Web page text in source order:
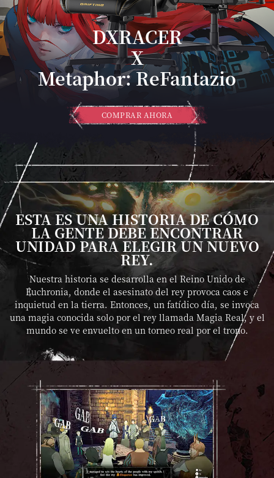
DXRACER
X
Metaphor: ReFantazio
COMPRAR AHORA
ESTA ES UNA HISTORIA DE CÓMO
LA GENTE DEBE ENCONTRAR
UNIDAD PARA ELEGIR UN NUEVO
REY.
Nuestra historia se desarrolla en el Reino Unido de
Euchronia, donde el asesinato del rey provoca caos e
inquietud en la tierra. Entonces, un fatídico día, se invoca
una magia conocida solo por el rey llamada Magia Real, y el
mundo se ve envuelto en un torneo real por el trono.